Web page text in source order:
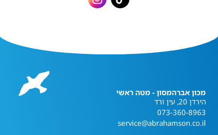
מכון אברהמסון - מטה ראשי
הירדן 20, עין ורד
073-360-8963
service@abrahamson.co.il